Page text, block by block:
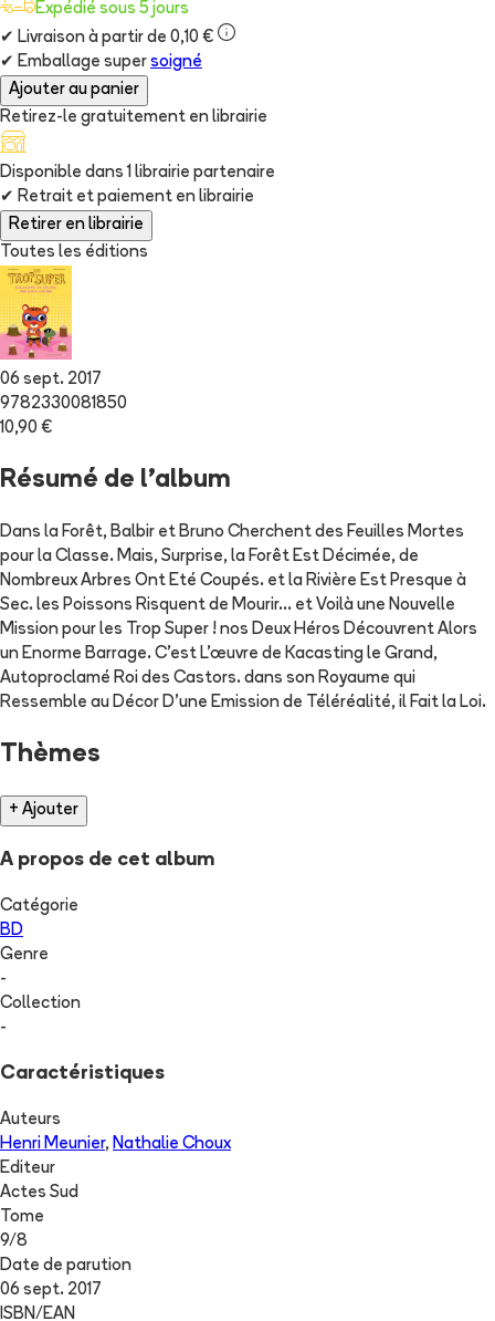
Expédié sous 5 jours
✔ Livraison à partir de 0,10 €
✔ Emballage super soigné
Ajouter au panier
Retirez-le gratuitement en librairie
Disponible dans 1 librairie partenaire
✔ Retrait et paiement en librairie
Retirer en librairie
Toutes les éditions
06 sept. 2017
9782330081850
10,90 €
Résumé de l'album
Dans la Forêt, Balbir et Bruno Cherchent des Feuilles Mortes
pour la Classe. Mais, Surprise, la Forêt Est Décimée, de
Nombreux Arbres Ont Eté Coupés. et la Rivière Est Presque à
Sec. les Poissons Risquent de Mourir… et Voilà une Nouvelle
Mission pour les Trop Super ! nos Deux Héros Découvrent Alors
un Enorme Barrage. C’est L’œuvre de Kacasting le Grand,
Autoproclamé Roi des Castors. dans son Royaume qui
Ressemble au Décor D’une Emission de Téléréalité, il Fait la Loi.
Thèmes
+ Ajouter
A propos de cet album
Catégorie
BD
Genre
-
Collection
-
Caractéristiques
Auteurs
Henri Meunier, Nathalie Choux
Editeur
Actes Sud
Tome
9/8
Date de parution
06 sept. 2017
ISBN/EAN